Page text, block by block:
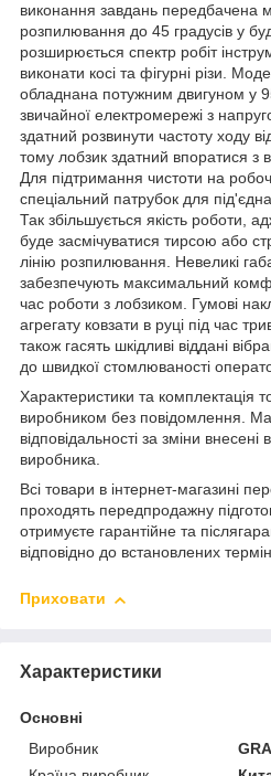
виконання завдань передбачена
розпилювання до 45 градусів у
розширюється спектр робіт
виконати косі та фігурні різи.
обладнана потужним двигуном у
звичайної електромережі з
здатний розвинути частоту ходу
тому лобзик здатний впоратися
Для підтримання чистоти на
спеціальний патрубок для
Так збільшується якість роботи,
буде засмічуватися тирсою або
лінію розпилювання. Невеликі
забезпечують максимальний
час роботи з лобзиком. Гумові
агрегату ковзати в руці під час
також гасять шкідливі віддані
до швидкої стомлюваності
Характеристики та комплектація
виробником без повідомлення.
відповідальності за зміни
виробника.
Всі товари в інтернет-магазині
проходять передпродажну
отримуєте гарантійне та
відповідно до встановлених
Приховати
Характеристики
Основні
Виробник